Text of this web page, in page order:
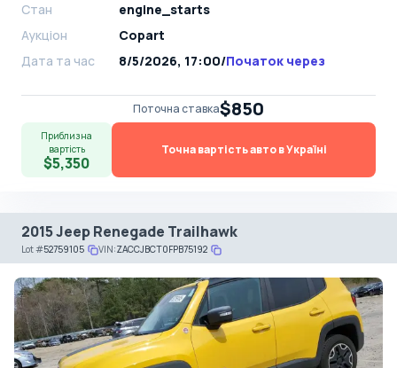
Стан
engine_starts
Аукціон
Copart
Дата та час
8/5/2026, 17:00/Початок через
Поточна ставка$850
Приблизна
вартість
$5,350
Точна вартість авто в Україні
2015 Jeep Renegade Trailhawk
Lot#52759105 VIN:ZACCJBCT0FPB75192